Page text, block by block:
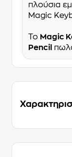
πλούσια
Magic
Το Magic
Pencil